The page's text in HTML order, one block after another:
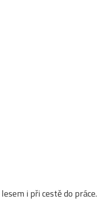
i při cestě do práce.